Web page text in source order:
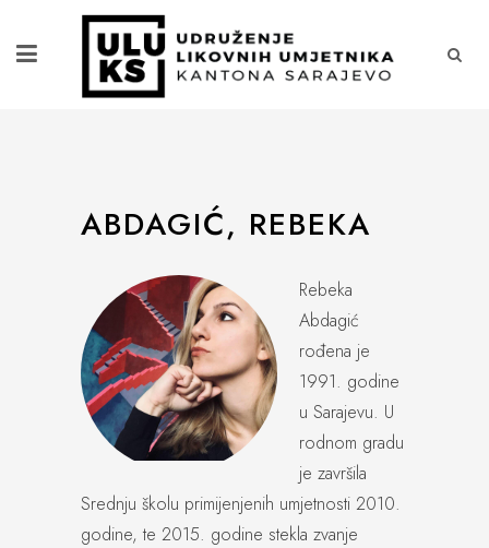
ABDAGIĆ, REBEKA
Rebeka
Abdagić
rođena je
1991. godine
u Sarajevu. U
rodnom gradu
je završila
Srednju školu primijenjenih umjetnosti 2010.
godine, te 2015. godine stekla zvanje